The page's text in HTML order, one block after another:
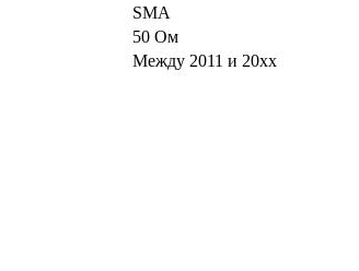
SMA
50 Ом
Между 2011 и 20xx